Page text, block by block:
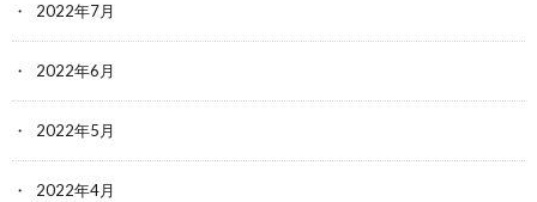
2022年7月
2022年6月
2022年5月
2022年4月